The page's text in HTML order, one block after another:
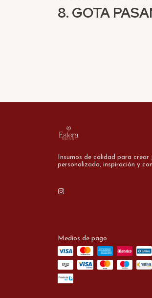
8. GOTA
Insumos de calidad para
personalizada, inspiración y
Medios de pago